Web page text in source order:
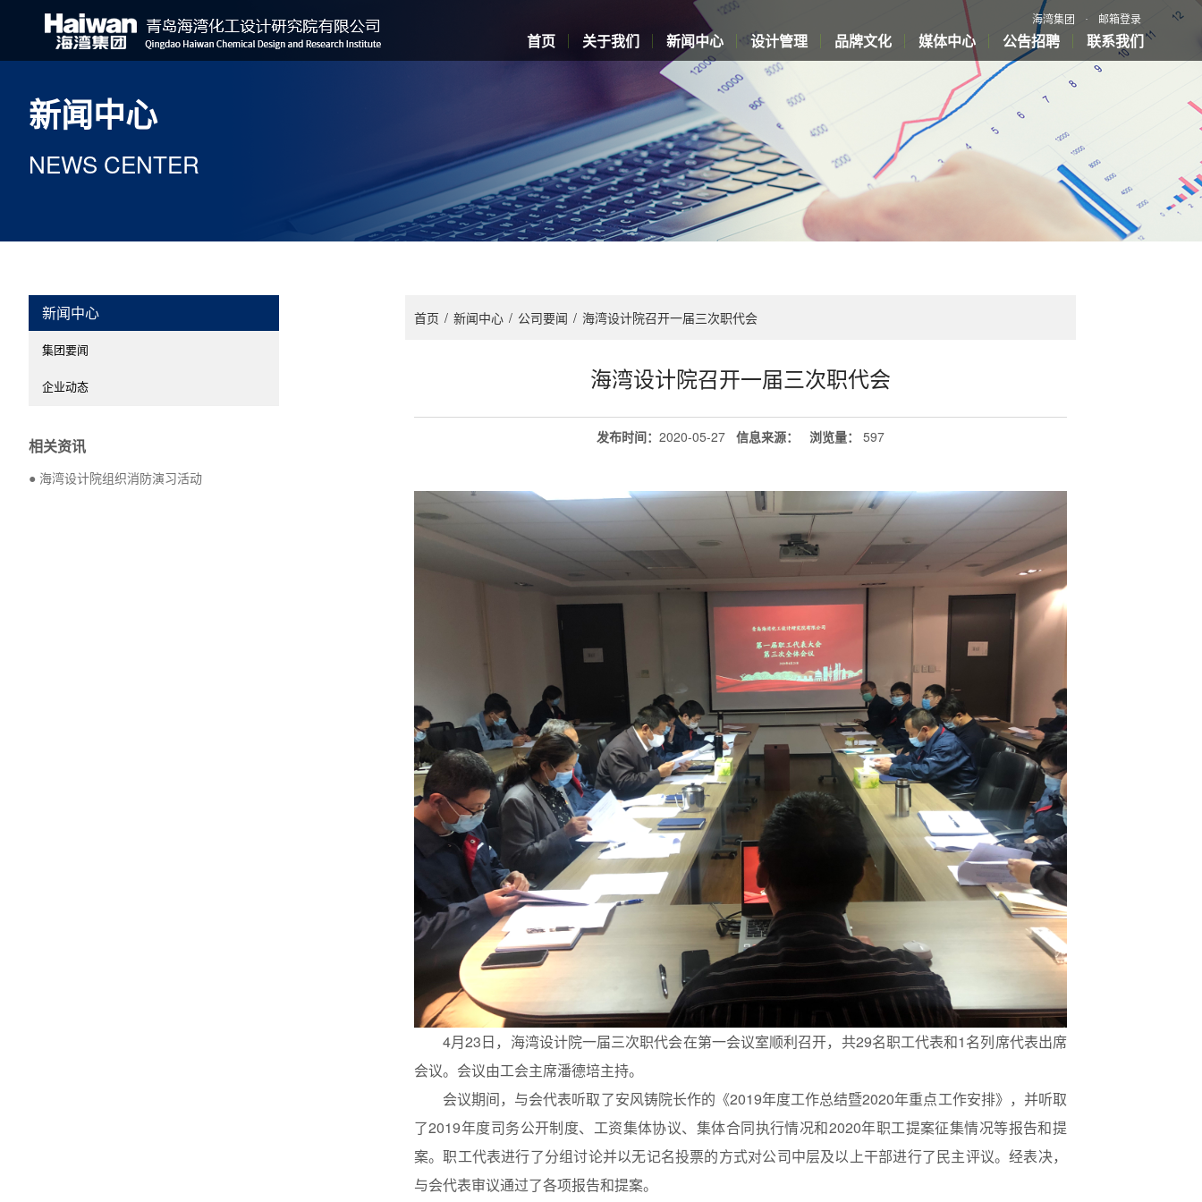
海湾集团 · 邮箱登录
首页 关于我们 新闻中心 设计管理 品牌文化 媒体中心 公告招聘 联系我们
新闻中心
NEWS CENTER
新闻中心
集团要闻
企业动态
相关资讯
● 海湾设计院组织消防演习活动
首页 / 新闻中心 / 公司要闻 / 海湾设计院召开一届三次职代会
海湾设计院召开一届三次职代会
发布时间： 2020-05-27 信息来源： 浏览量： 597
4月23日，海湾设计院一届三次职代会在第一会议室顺利召开，共29名职工代表和1名列席代表出席
会议。会议由工会主席潘德培主持。
会议期间，与会代表听取了安风铸院长作的《2019年度工作总结暨2020年重点工作安排》，并听取
了2019年度司务公开制度、工资集体协议、集体合同执行情况和2020年职工提案征集情况等报告和提
案。职工代表进行了分组讨论并以无记名投票的方式对公司中层及以上干部进行了民主评议。经表决，
与会代表审议通过了各项报告和提案。